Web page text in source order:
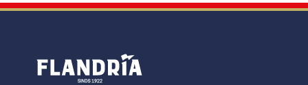
Dessert met koffieganache, melkchocolade
Verrine rouge € 15,00